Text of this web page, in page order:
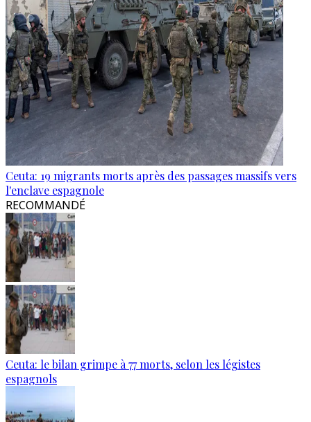
Ceuta: 19 migrants morts après des passages massifs vers
l'enclave espagnole
RECOMMANDÉ
Ceuta: le bilan grimpe à 77 morts, selon les légistes
espagnols